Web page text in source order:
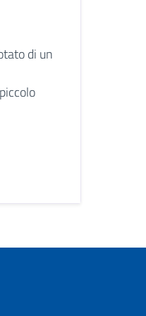
DELLA FEDE E
E MANIFESTAZIONI.
di un
DOTATO DI UN CAMPO DA